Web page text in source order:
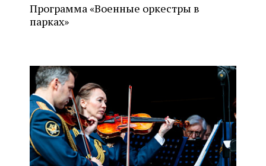
Программа «Военные оркестры в
парках»